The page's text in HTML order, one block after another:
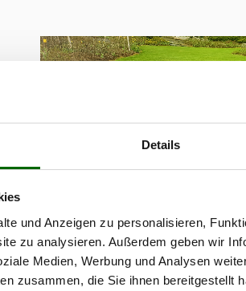
Details
und Anzeigen zu personalisieren,
zu analysieren. Außerdem geben wir
Medien, Werbung und Analysen
zusammen, die Sie ihnen bereitgestellt
MÄHROBOTER
Keine
Umfassender Ratgeber zum Kauf
mit vielen nützlichen Tipps zur